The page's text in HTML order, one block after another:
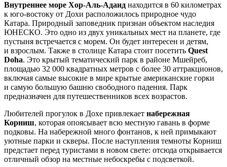
Внутреннее море Хор-Аль-Адаид находится в 60 километрах
к юго-востоку от Дохи расположилось природное чудо
Катара. Природный заповедник признан объектом наследия
ЮНЕСКО. Это одно из двух уникальных мест на планете, где
пустыня встречается с морем. Он будет интересен и детям,
и взрослым. Также в столице Катара стоит посетить Quest
Doha. Это крытый тематический парк в районе Мшейреб,
площадью 32 000 квадратных метров с более 30 аттракционов,
включая самые высокие в мире крытые американские горки
и самую большую башню свободного падения. Парк
предназначен для путешественников всех возрастов.
Любителей прогулок в Дохе привлекает набережная
Корниш, которая опоясывает всю местную гавань в форме
подковы. На набережной много фонтанов, к ней примыкают
уютные парки и скверы. После наступления темноты Корниш
предстает перед туристами в новом свете: отсюда открывается
отличный обзор на местные небоскребы с подсветкой.